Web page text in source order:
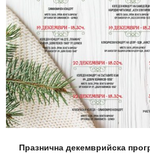
Празнична декемврийска